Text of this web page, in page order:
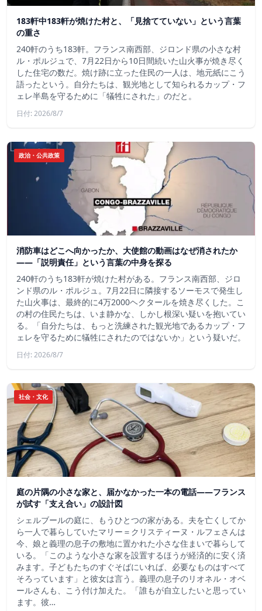
183軒中183軒が焼けた村と、「見捨てていない」という言葉
の重さ
240軒のうち183軒。フランス南西部、ジロンド県の小さな村
ル・ポルジュで、7月22日から10日間続いた山火事が焼き尽く
した住宅の数だ。焼け跡に立った住民の一人は、地元紙にこう
語ったという。自分たちは、観光地として知られるカップ・フ
ェレ半島を守るために「犠牲にされた」のだと。
日付: 2026/8/7
政治・公共政策
消防車はどこへ向かったか、大使館の動画はなぜ消されたか
——「説明責任」という言葉の中身を探る
240軒のうち183軒が焼けた村がある。フランス南西部、ジロ
ンド県のル・ポルジュ。7月22日に隣接するソーモスで発生し
た山火事は、最終的に4万2000ヘクタールを焼き尽くした。こ
の村の住民たちは、いま静かな、しかし根深い疑いを抱いてい
る。「自分たちは、もっと洗練された観光地であるカップ・フ
ェレを守るために犠牲にされたのではないか」という疑いだ。
日付: 2026/8/7
社会・文化
庭の片隅の小さな家と、届かなかった一本の電話——フランス
が試す「支え合い」の設計図
シェルブールの庭に、もうひとつの家がある。夫を亡くしてか
ら一人で暮らしていたマリー＝クリスティーヌ・ルフェさんは
今、娘と義理の息子の敷地に置かれた小さな住まいで暮らして
いる。「このような小さな家を設置するほうが経済的に安く済
みます。子どもたちのすぐそばにいれば、必要なものはすべて
そろっています」と彼女は言う。義理の息子のリオネル・オベ
ールさんも、こう付け加えた。「誰もが自立したいと思ってい
ます。彼…